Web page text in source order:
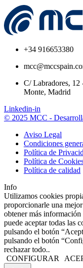
+34 916653380
C/ Labradores,
Monte, Madrid
Linkedin-in
© 2025 MCC -
Aviso Legal
Condiciones
Política de
Política de
Política de calidad
Info
Utilizamos cookies
proporcionarle una
obtener más información
puede aceptar todas las
pulsando el botón
pulsando el botón
rechazar todo..
CONFIGURAR